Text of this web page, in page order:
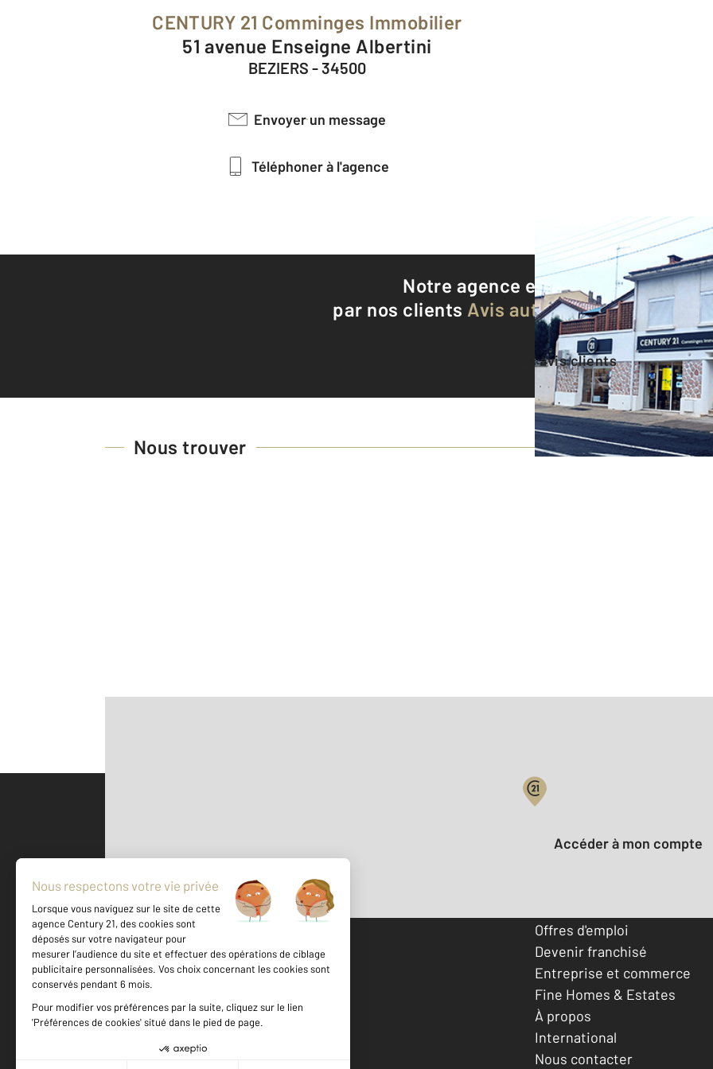
CENTURY 21 Comminges Immobilier
51 avenue Enseigne Albertini
BEZIERS - 34500
Envoyer un message
Téléphoner à l'agence
Notre agence est notée
9,5/10
par nos clients Avis authentifiés par
Voir tous les avis clients
Nous trouver
500 m ©Mappy
Votre compte :
Accéder à mon compte
Votre agence est notée
Achat
10
Location
Offres d'emploi
Devenir franchisé
Entreprise et commerce
Fine Homes & Estates
À propos
International
Nous contacter